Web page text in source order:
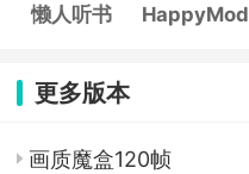
懒人听书 HappyMod
更多版本
画质魔盒120帧